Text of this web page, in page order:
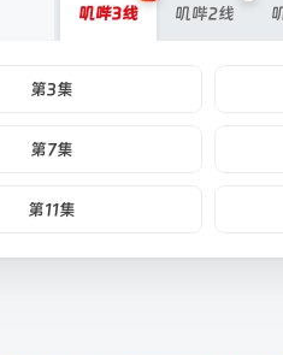
叽哔3线 叽哔2线
第3集
第7集
第11集